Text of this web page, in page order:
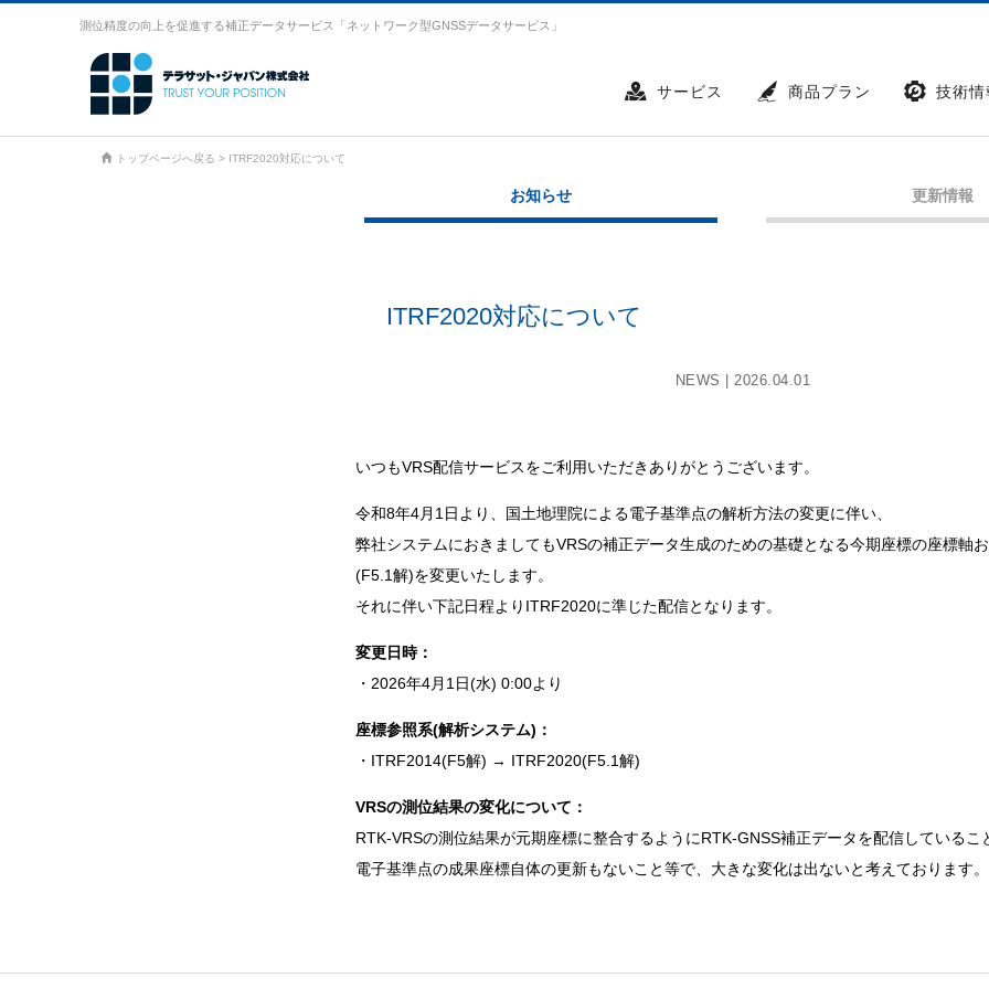
測位精度の向上を促進する補正データサービス「ネットワーク型GNSSデータサービス」
サービス 商品プラン 技術情
トップページへ戻る > ITRF2020対応について
お知らせ 更新情報
ITRF2020対応について
NEWS |2026.04.01
いつもVRS配信サービスをご利用いただきありがとうございます。
令和8年4月1日より、国土地理院による電子基準点の解析方法の変更に伴い、
弊社システムにおきましてもVRSの補正データ生成のための基礎となる今期座標の座標軸
(F5.1解)を変更いたします。
それに伴い下記日程よりITRF2020に準じた配信となります。
変更日時：
・2026年4月1日(水) 0:00より
座標参照系(解析システム)：
・ITRF2014(F5解) → ITRF2020(F5.1解)
VRSの測位結果の変化について：
RTK-VRSの測位結果が元期座標に整合するようにRTK-GNSS補正データを配信しているこ
電子基準点の成果座標自体の更新もないこと等で、大きな変化は出ないと考えております。